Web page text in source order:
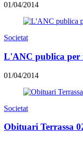
01/04/2014
Societat
L'ANC publica per
01/04/2014
Societat
Obituari Terrassa